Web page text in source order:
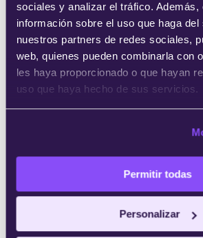
sociales y analizar el tráfico. Además,
información sobre el uso que haga del
nuestros partners de redes sociales,
web, quienes pueden combinarla con
les haya proporcionado o que hayan
uso que haya hecho de sus servicios.
Permitir todas
Personalizar
Email
privacidad.